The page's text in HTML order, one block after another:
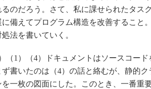
るのだろう。さて、私に課せられたタス
に備えてプログラム構造を改善すること
処法を書いていく。
（1）（4）ドキュメントはソースコー
ず書いたのは（4）の話と絡むが、静的
を一枚の図面にした。このとき、一番重